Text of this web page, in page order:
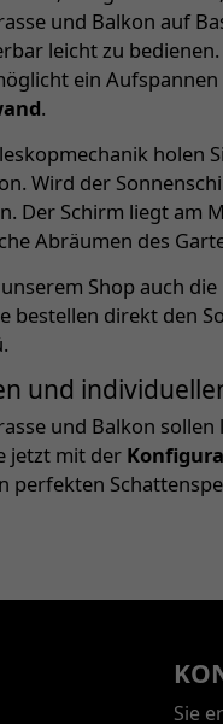
und Balkon auf
leicht zu
ein
.
holen
Wird der
Der Schirm liegt am
Abräumen des
Shop auch
bestellen direkt den
und
und Balkon
jetzt mit der
perfekten
Sie